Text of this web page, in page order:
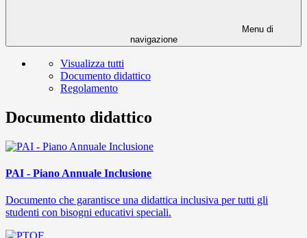
Menu di
navigazione
Visualizza tutti
Documento didattico
Regolamento
Documento didattico
PAI - Piano Annuale Inclusione
Documento che garantisce una didattica inclusiva per tutti gli
studenti con bisogni educativi speciali.